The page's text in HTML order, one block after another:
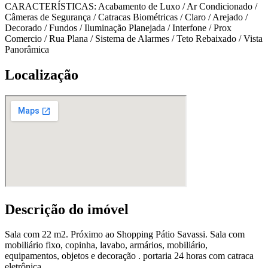
CARACTERÍSTICAS: Acabamento de Luxo / Ar Condicionado /
Câmeras de Segurança / Catracas Biométricas / Claro / Arejado /
Decorado / Fundos / Iluminação Planejada / Interfone / Prox
Comercio / Rua Plana / Sistema de Alarmes / Teto Rebaixado / Vista
Panorâmica
Localização
Descrição do imóvel
Sala com 22 m2. Próximo ao Shopping Pátio Savassi. Sala com
mobiliário fixo, copinha, lavabo, armários, mobiliário,
equipamentos, objetos e decoração . portaria 24 horas com catraca